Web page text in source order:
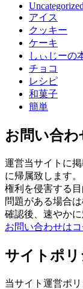
Uncategorized
アイス
クッキー
ケーキ
しぃじーの
チョコ
レシピ
和菓子
簡単
お問い合わ
運営当サイトに
に帰属致します。
権利を侵害する
問題がある場合
確認後、速やかに
お問い合わせはコ
サイトポリ
当サイト運営ポ